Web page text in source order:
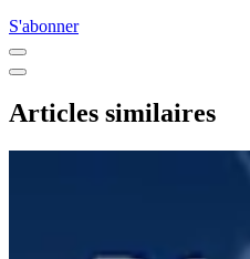
S'abonner
Articles similaires